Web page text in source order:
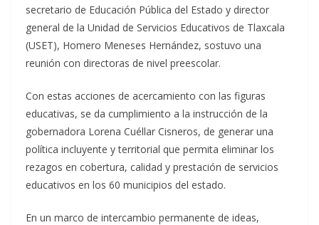
secretario de Educación Pública del Estado y director
general de la Unidad de Servicios Educativos de Tlaxcala
(USET), Homero Meneses Hernández, sostuvo una
reunión con directoras de nivel preescolar.
Con estas acciones de acercamiento con las figuras
educativas, se da cumplimiento a la instrucción de la
gobernadora Lorena Cuéllar Cisneros, de generar una
política incluyente y territorial que permita eliminar los
rezagos en cobertura, calidad y prestación de servicios
educativos en los 60 municipios del estado.
En un marco de intercambio permanente de ideas,